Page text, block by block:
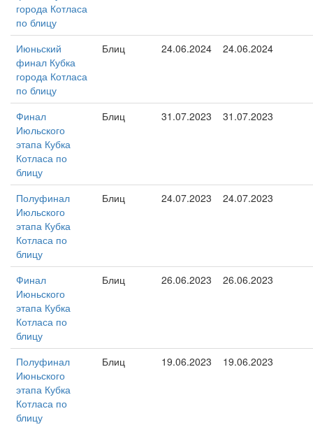
города Котласа
по блицу
Июньский
финал Кубка
города Котласа
по блицу
Блиц 24.06.2024 24.06.2024
Финал
Июльского
этапа Кубка
Котласа по
блицу
Блиц 31.07.2023 31.07.2023
Полуфинал
Июльского
этапа Кубка
Котласа по
блицу
Блиц 24.07.2023 24.07.2023
Финал
Июньского
этапа Кубка
Котласа по
блицу
Блиц 26.06.2023 26.06.2023
Полуфинал
Июньского
этапа Кубка
Котласа по
блицу
Блиц 19.06.2023 19.06.2023